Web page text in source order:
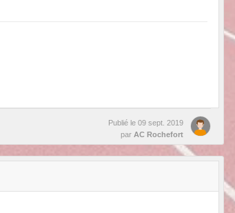
Publié le 09 sept. 2019
par AC Rochefort